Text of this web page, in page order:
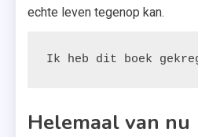
echte leven tegenop kan.
Ik heb dit boek
Helemaal van nu